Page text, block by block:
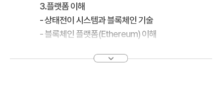
3.플랫폼 이해
- 상태전이 시스템과 블록체인 기술
- 블록체인 플랫폼(Ethereum) 이해
- 블록체인 정보, 블록 정보, 트랜잭션 정보 분석, 플랫폼